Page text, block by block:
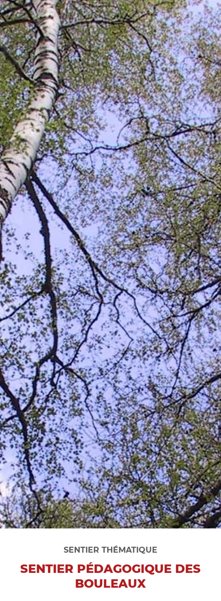
SENTIER THÉMATIQUE
SENTIER PÉDAGOGIQUE DES
BOULEAUX